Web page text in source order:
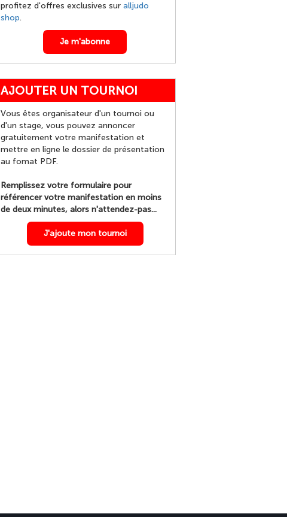
profitez d'offres exclusives sur alljudo
shop.
Je m'abonne
AJOUTER UN TOURNOI
Vous êtes organisateur d'un tournoi ou
d'un stage, vous pouvez annoncer
gratuitement votre manifestation et
mettre en ligne le dossier de présentation
au fomat PDF.
Remplissez votre formulaire pour
référencer votre manifestation en moins
de deux minutes, alors n'attendez-pas...
J'ajoute mon tournoi